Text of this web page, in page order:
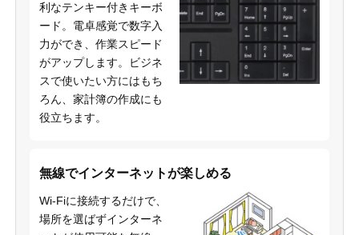
利なテンキー付きキーボ
ード。電卓感覚で数字入
力ができ、作業スピード
がアップします。ビジネ
スで使いたい方にはもち
ろん、家計簿の作成にも
役立ちます。
無線でインターネットが楽しめる
Wi-Fiに接続するだけで、
場所を選ばずインターネ